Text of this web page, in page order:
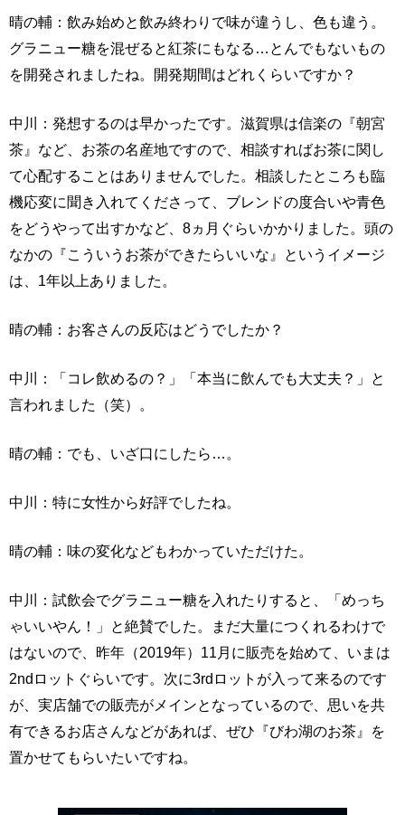
晴の輔：飲み始めと飲み終わりで味が違うし、色も違う。
グラニュー糖を混ぜると紅茶にもなる…とんでもないもの
を開発されましたね。開発期間はどれくらいですか？
中川：発想するのは早かったです。滋賀県は信楽の『朝宮
茶』など、お茶の名産地ですので、相談すればお茶に関し
て心配することはありませんでした。相談したところも臨
機応変に聞き入れてくださって、ブレンドの度合いや青色
をどうやって出すかなど、8ヵ月ぐらいかかりました。頭の
なかの『こういうお茶ができたらいいな』というイメージ
は、1年以上ありました。
晴の輔：お客さんの反応はどうでしたか？
中川：「コレ飲めるの？」「本当に飲んでも大丈夫？」と
言われました（笑）。
晴の輔：でも、いざ口にしたら…。
中川：特に女性から好評でしたね。
晴の輔：味の変化などもわかっていただけた。
中川：試飲会でグラニュー糖を入れたりすると、「めっち
ゃいいやん！」と絶賛でした。まだ大量につくれるわけで
はないので、昨年（2019年）11月に販売を始めて、いまは
2ndロットぐらいです。次に3rdロットが入って来るのです
が、実店舗での販売がメインとなっているので、思いを共
有できるお店さんなどがあれば、ぜひ『びわ湖のお茶』を
置かせてもらいたいですね。